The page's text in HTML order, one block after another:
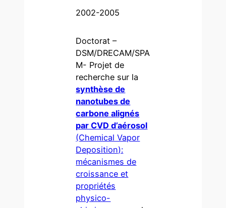
2002-2005
Doctorat –
DSM/DRECAM/SPA
M- Projet de
recherche sur la
synthèse de
nanotubes de
carbone alignés
par CVD d’aérosol
(Chemical Vapor
Deposition):
mécanismes de
croissance et
propriétés
physico-